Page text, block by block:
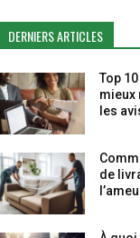
DERNIERS ARTICLES
Top
mieux
les
de